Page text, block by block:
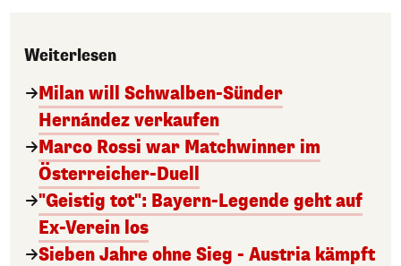
Weiterlesen
Milan will Schwalben-Sünder
Hernández verkaufen
Marco Rossi war Matchwinner im
Österreicher-Duell
"Geistig tot": Bayern-Legende geht auf
Ex-Verein los
Sieben Jahre ohne Sieg - Austria kämpft